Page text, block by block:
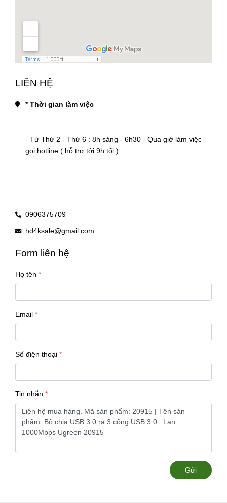
LIÊN HỆ
* Thời gian làm việc
- Từ Thứ 2 - Thứ 6 : 8h sáng - 6h30 - Qua giờ làm việc
gọi hotline ( hỗ trợ tới 9h tối )
0906375709
hd4ksale@gmail.com
Form liên hệ
Họ tên
Email
Số điện thoại
Tin nhắn
Gửi